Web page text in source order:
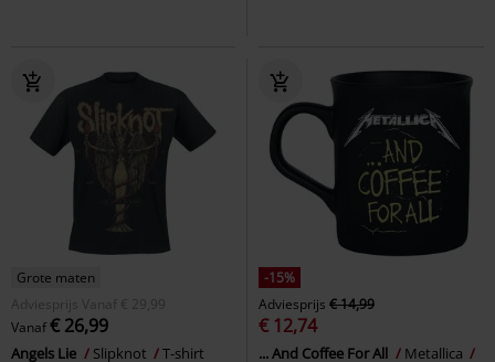
Grote maten
Adviesprijs
Vanaf € 29,99
Vanaf€ 26,99
Angels Lie Slipknot T-shirt
-15%
Adviesprijs € 14,99
€ 12,74
... And Coffee For All Metallica